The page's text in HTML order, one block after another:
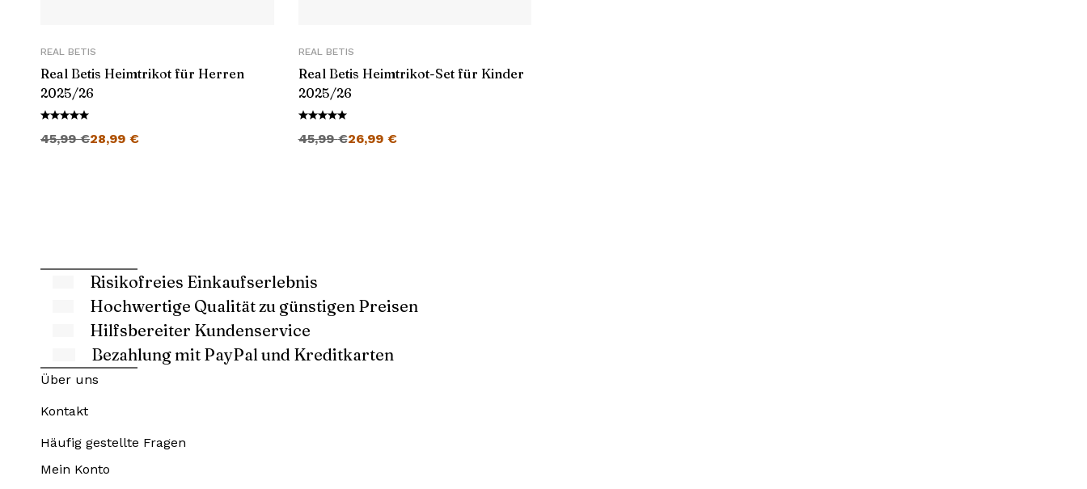
REAL BETIS
Real Betis Heimtrikot für Herren
2025/26
45,99€28,99 €
REAL BETIS
Real Betis Heimtrikot-Set für Kinder
2025/26
45,99€26,99 €
Risikofreies Einkaufserlebnis
Hochwertige Qualität zu günstigen Preisen
Hilfsbereiter Kundenservice
Bezahlung mit PayPal und Kreditkarten
Über uns
Kontakt
Häufig gestellte Fragen
Mein Konto